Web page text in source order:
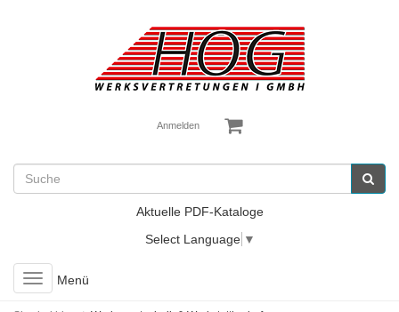
Anmelden
Aktuelle PDF-Kataloge
Select Language ▼
Toggle
navigation
Menü